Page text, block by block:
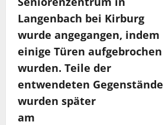
Langenbach bei Kirburg
wurde angegangen, indem
einige Türen aufgebrochen
wurden. Teile der
entwendeten Gegenstände
wurden später
am